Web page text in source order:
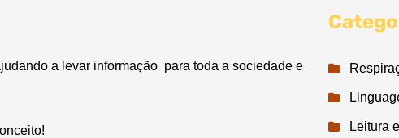
a levar informação para toda a sociedade e
Leitura